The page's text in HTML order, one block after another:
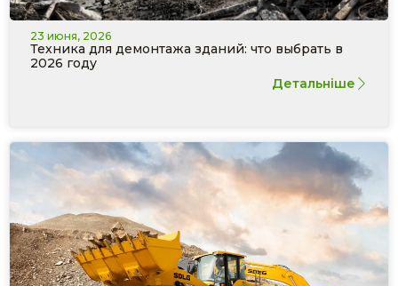
23 июня, 2026
Техника для демонтажа зданий: что выбрать в
2026 году
Детальніше